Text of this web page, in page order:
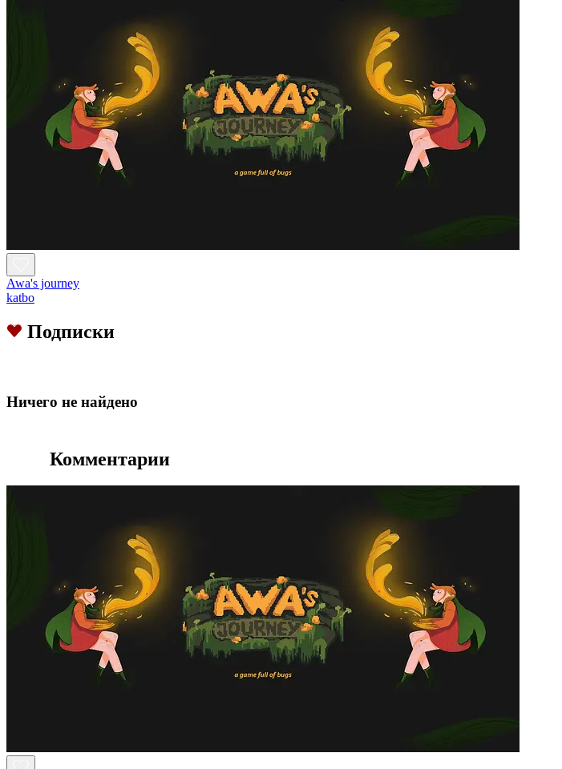
Awa's journey
katbo
Подписки
Hичего не найдено
Комментарии